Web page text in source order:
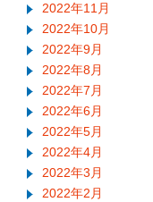
2022年11月
2022年10月
2022年9月
2022年8月
2022年7月
2022年6月
2022年5月
2022年4月
2022年3月
2022年2月